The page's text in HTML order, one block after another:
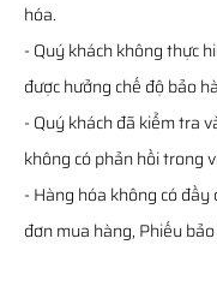
hóa.
- Quý khách không thực
được hưởng chế độ bảo
- Quý khách đã kiểm tra
không có phản hồi trong
- Hàng hóa không có đầy
đơn mua hàng, Phiếu